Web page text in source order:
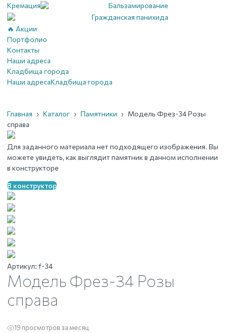
Кремация
Бальзамирование
Гражданская панихида
🔥 Акции
Портфолио
Контакты
Наши адреса
Кладбища города
Наши адресаКладбища города
Главная › Каталог › Памятники › Модель Фрез-34 Розы
справа
Для заданного материала нет подходящего изображения. Вы
можете увидеть, как выглядит памятник в данном исполнении
в конструкторе
В конструктор
Артикул: f-34
Модель Фрез-34 Розы
справа
19 просмотров за месяц